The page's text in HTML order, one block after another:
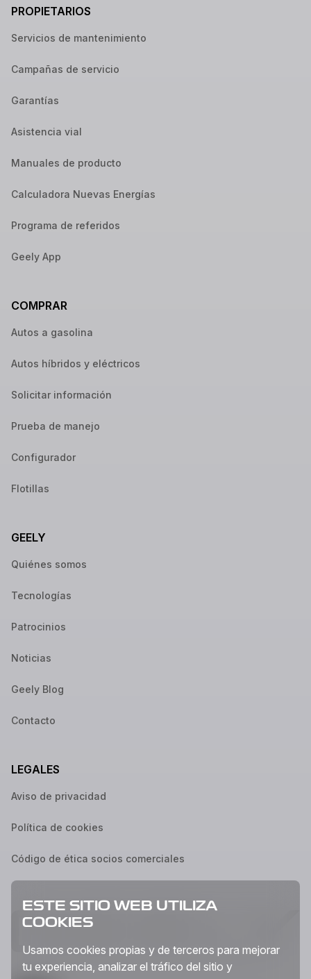
PROPIETARIOS
Servicios de mantenimiento
Campañas de servicio
Garantías
Asistencia vial
Manuales de producto
Calculadora Nuevas Energías
Programa de referidos
Geely App
COMPRAR
Autos a gasolina
Autos híbridos y eléctricos
Solicitar información
Prueba de manejo
Configurador
Flotillas
GEELY
Quiénes somos
Tecnologías
Patrocinios
Noticias
Geely Blog
Contacto
LEGALES
Aviso de privacidad
Política de cookies
Código de ética socios comerciales
ESTE SITIO WEB UTILIZA
COOKIES
Usamos cookies propias y de terceros para mejorar
tu experiencia, analizar el tráfico del sitio y